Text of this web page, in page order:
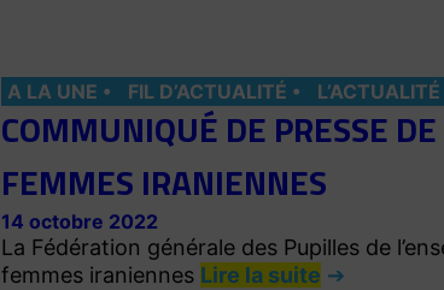
A LA UNE FIL D’ACTUALITÉ
COMMUNIQUÉ DE PRESSE
FEMMES IRANIENNES
14 octobre 2022
La Fédération générale des Pupilles de
femmes iraniennes Lire la suite